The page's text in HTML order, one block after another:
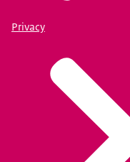
Privacy